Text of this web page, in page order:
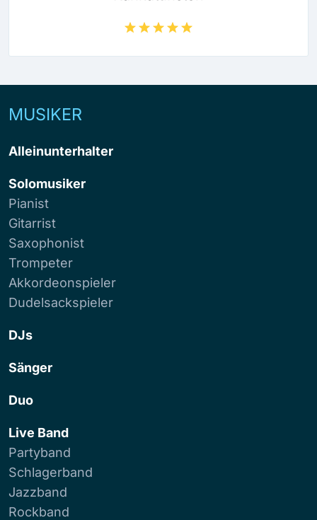
MUSIKER
Alleinunterhalter
Solomusiker
Pianist
Gitarrist
Saxophonist
Trompeter
Akkordeonspieler
Dudelsackspieler
DJs
Sänger
Duo
Live Band
Partyband
Schlagerband
Jazzband
Rockband